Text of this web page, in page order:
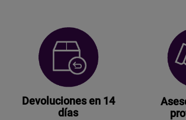
Devoluciones en 14
días